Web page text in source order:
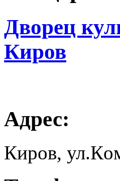
Дворец
Киров
Адрес:
Киров,